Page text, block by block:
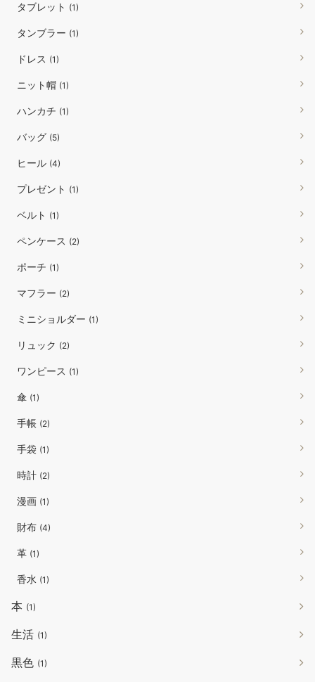
タブレット (1)
タンブラー (1)
ドレス (1)
ニット帽 (1)
ハンカチ (1)
バッグ (5)
ヒール (4)
プレゼント (1)
ベルト (1)
ペンケース (2)
ポーチ (1)
マフラー (2)
ミニショルダー (1)
リュック (2)
ワンピース (1)
傘 (1)
手帳 (2)
手袋 (1)
時計 (2)
漫画 (1)
財布 (4)
革 (1)
香水 (1)
本 (1)
生活 (1)
黒色 (1)